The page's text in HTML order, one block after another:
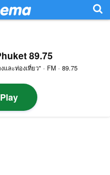
89.75
ละท่องเที่ยว" · FM · 89.75
Play